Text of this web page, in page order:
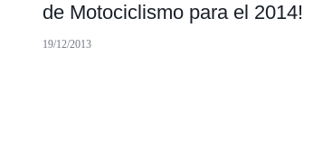
de Motociclismo para el 2014!
19/12/2013